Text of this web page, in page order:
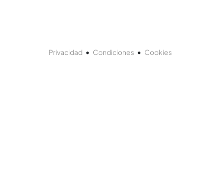
Privacidad• Condiciones• Cookies